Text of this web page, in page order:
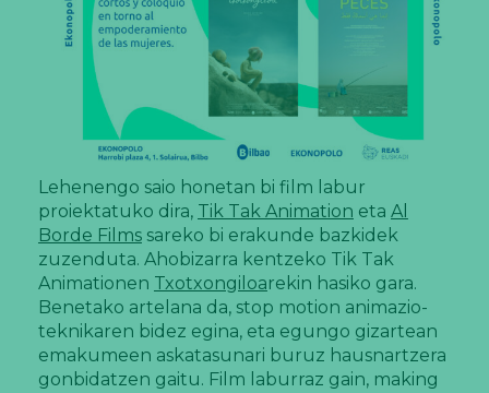
Lehenengo saio honetan bi film labur
proiektatuko dira, Tik Tak Animation eta Al
Borde Filmssareko bi erakunde bazkidek
zuzenduta. Ahobizarra kentzeko Tik Tak
Animationen Txotxongiloarekin hasiko gara.
Benetako artelana da, stop motion animazio-
teknikaren bidez egina, eta egungo gizartean
emakumeen askatasunari buruz hausnartzera
gonbidatzen gaitu. Film laburraz gain, making